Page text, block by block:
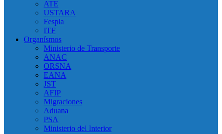
ATE
USTARA
Fespla
ITF
Organísmos
Ministerio de Transporte
ANAC
ORSNA
EANA
JST
AFIP
Migraciones
Aduana
PSA
Ministerio del Interior